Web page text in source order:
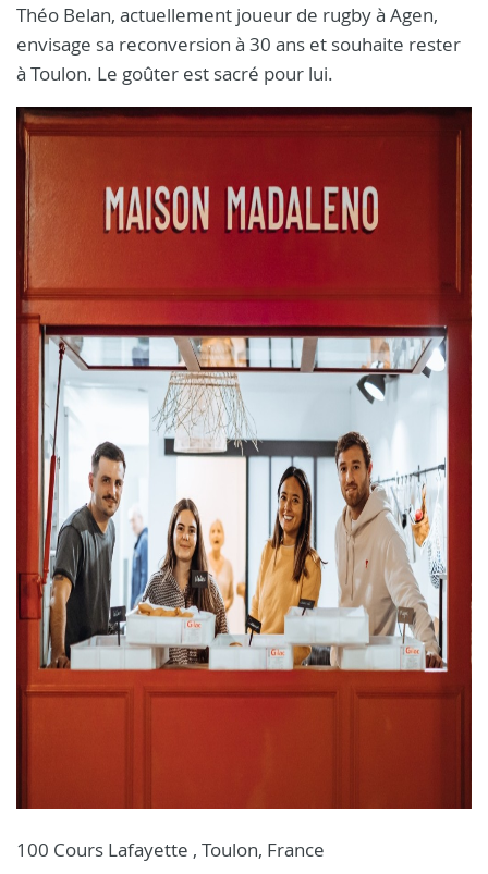
Théo Belan, actuellement joueur de rugby à Agen,
envisage sa reconversion à 30 ans et souhaite rester
à Toulon. Le goûter est sacré pour lui.
100 Cours Lafayette , Toulon, France